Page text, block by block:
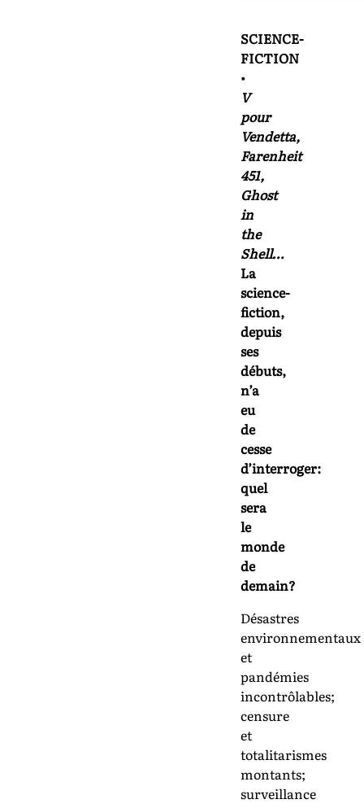
SCIENCE-
FICTION
•
V
pour
Vendetta,
Farenheit
451,
Ghost
in
the
Shell…
La
science-
fiction,
depuis
ses
débuts,
n’a
eu
de
cesse
d’interroger:
quel
sera
le
monde
de
demain?
Désastres
environnementaux
et
pandémies
incontrôlables;
censure
et
totalitarismes
montants;
surveillance